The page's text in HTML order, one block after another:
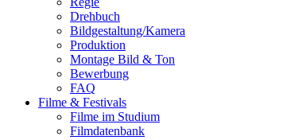
Dreh­buch
Bildgestaltung/​​Kamera
Pro­duk­ti­on
Mon­ta­ge Bild & Ton
Bewer­bung
FAQ
Fil­me & Fes­ti­vals
Fil­me im Stu­di­um
Film­da­ten­bank